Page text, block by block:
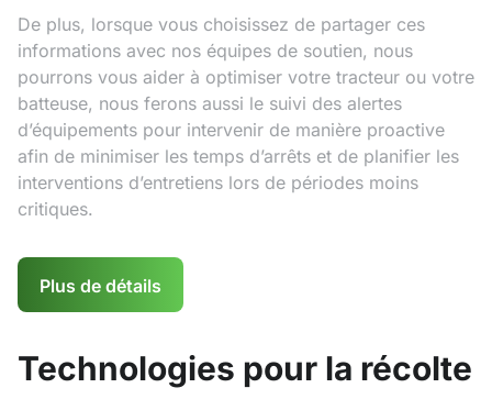
De plus, lorsque vous choisissez de partager ces
informations avec nos équipes de soutien, nous
pourrons vous aider à optimiser votre tracteur ou votre
batteuse, nous ferons aussi le suivi des alertes
d’équipements pour intervenir de manière proactive
afin de minimiser les temps d’arrêts et de planifier les
interventions d’entretiens lors de périodes moins
critiques.
Plus de détails
Technologies pour la récolte